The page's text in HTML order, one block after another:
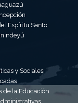
Espíritu Santo
y Sociales
de la Educación